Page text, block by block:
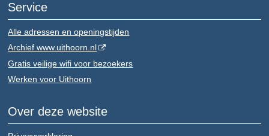
Service
Alle adressen en openingstijden
Archief www.uithoorn.nl
Gratis veilige wifi voor bezoekers
Werken voor Uithoorn
Over deze website